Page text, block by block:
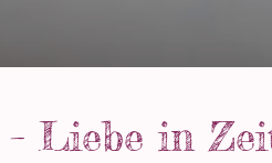
– Liebe in